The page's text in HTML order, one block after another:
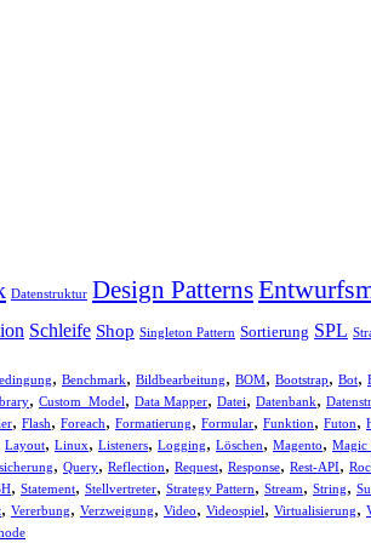
Datenstruktur Design Patterns
Schleife Shop Singleton Pattern Sortierung SPL
, Benchmark, Bildbearbeitung, BOM, Bootstrap, Bot,
, Custom_Model, Data Mapper, Datei, Datenbank,
, Flash, Foreach, Formatierung, Formular, Funktion, Futon,
Layout, Linux, Listeners, Logging, Löschen, Magento, Magic
, Query, Reflection, Request, Response, Rest-API,
, Statement, Stellvertreter, Strategy Pattern, Stream, String,
, Vererbung, Verzweigung, Video, Videospiel, Virtualisierung,